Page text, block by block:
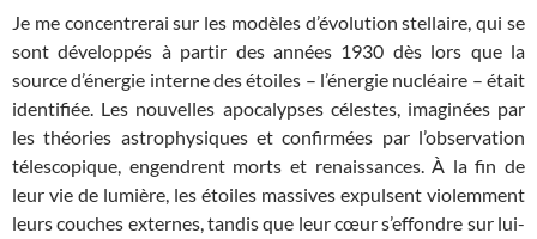
Je me concentrerai sur les modèles d’évolution stellaire, qui se
sont développés à partir des années 1930 dès lors que la
source d’énergie interne des étoiles – l’énergie nucléaire – était
identifiée. Les nouvelles apocalypses célestes, imaginées par
les théories astrophysiques et confirmées par l’observation
télescopique, engendrent morts et renaissances. À la fin de
leur vie de lumière, les étoiles massives expulsent violemment
leurs couches externes, tandis que leur cœur s’effondre sur lui-